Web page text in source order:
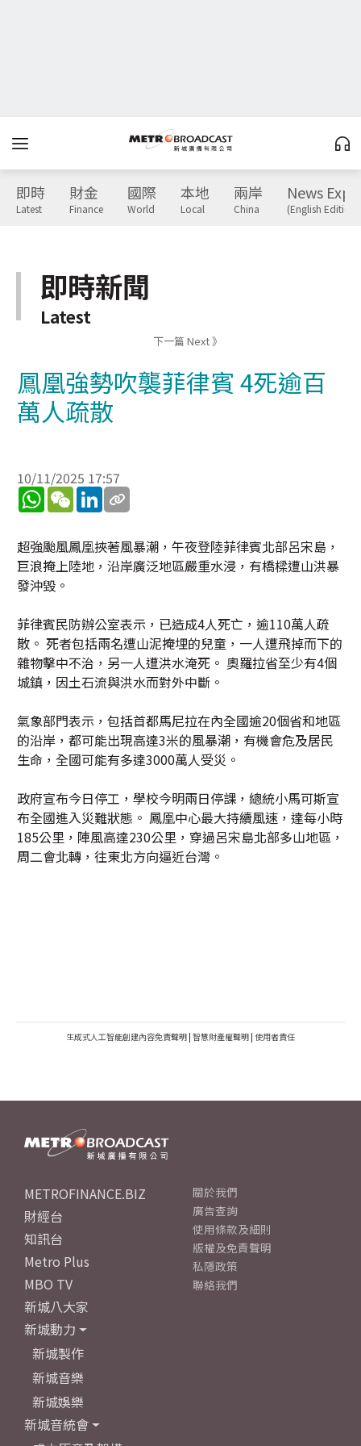
即時
Latest
財金
Finance
國際
World
本地
Local
兩岸
China
News
(English Edition)
即時新聞
Latest
下一篇 Next 》
鳳凰強勢吹襲菲律賓 4死逾百
萬人疏散
10/11/2025 17:57
WhatsApp
WeChatLinkedIn
超強颱風鳳凰挾著風暴潮，午夜登陸菲律賓北部呂宋島，
巨浪掩上陸地，沿岸廣泛地區嚴重水浸，有橋樑遭山洪暴
發沖毀。
菲律賓民防辦公室表示，已造成4人死亡，逾110萬人疏
散。 死者包括兩名遭山泥掩埋的兒童，一人遭飛掉而下的
雜物擊中不治，另一人遭洪水淹死。 奧羅拉省至少有4個
城鎮，因土石流與洪水而對外中斷。
氣象部門表示，包括首都馬尼拉在內全國逾20個省和地區
的沿岸，都可能出現高達3米的風暴潮，有機會危及居民
生命，全國可能有多達3000萬人受災。
政府宣布今日停工，學校今明兩日停課，總統小馬可斯宣
布全國進入災難狀態。 鳳凰中心最大持續風速，達每小時
185公里，陣風高達230公里，穿過呂宋島北部多山地區，
周二會北轉，往東北方向逼近台灣。
生成式人工智能創建內容免責聲明 | 智慧財產權聲明 | 使用者責任
METROFINANCE.BIZ
財經台
知訊台
Metro Plus
MBO TV
新城八大家
新城動力
新城製作
新城音樂
新城娛樂
新城音統會
關於我們
廣告查詢
使用條款及細則
版權及免責聲明
私隱政策
聯絡我們